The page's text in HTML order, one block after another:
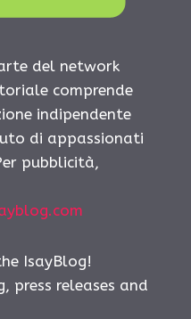
del network
comprende
indipendente
di appassionati
pubblicità,
IsayBlog!
press releases and